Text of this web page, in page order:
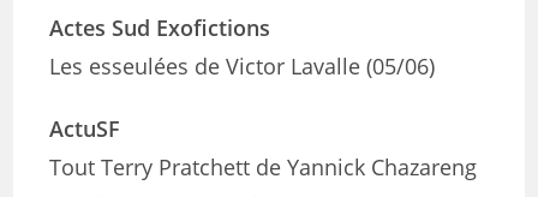
Actes Sud Exofictions
Les esseulées de Victor Lavalle (05/06)
ActuSF
Tout Terry Pratchett de Yannick Chazareng